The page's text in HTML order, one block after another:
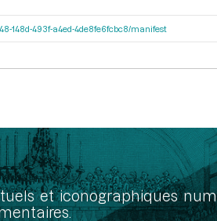
148d-493f-a4ed-4de8fe6fcbc8/manifest
et iconographiques